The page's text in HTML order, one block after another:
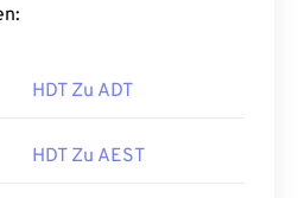
HDT Zu ADT
HDT Zu AEST